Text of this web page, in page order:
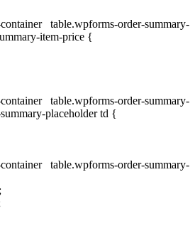
table.wpforms-order-summary-
item-price {
table.wpforms-order-summary-
placeholder td {
table.wpforms-order-summary-